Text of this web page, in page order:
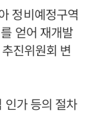
정비예정구역
얻어 재개발
진위원회 변
인가 등의 절차